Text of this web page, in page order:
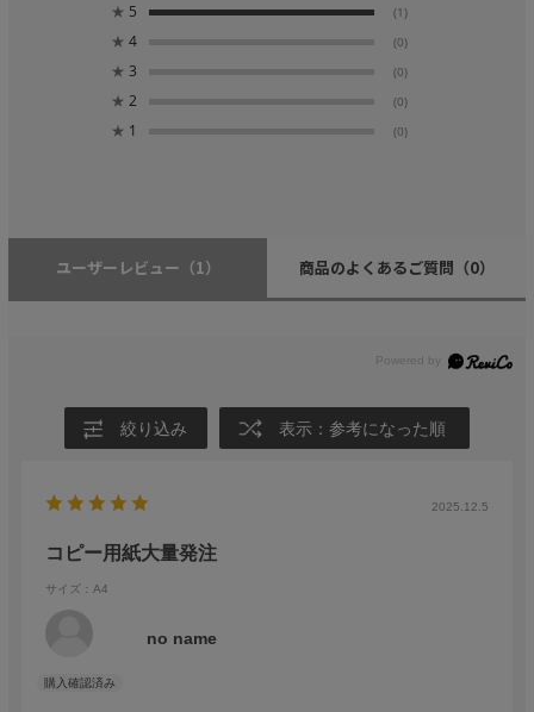
★ 5 (1)
★ 4 (0)
★ 3 (0)
★ 2 (0)
★ 1 (0)
ユーザーレビュー （1） 商品のよくあるご質問 （0）
絞り込み 表示：参考になった順
2025.12.5
コピー用紙大量発注
サイズ：A4
no name